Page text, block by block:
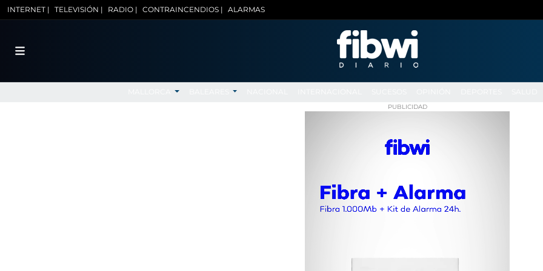
INTERNET | TELEVISIÓN | RADIO | CONTRAINCENDIOS | ALARMAS